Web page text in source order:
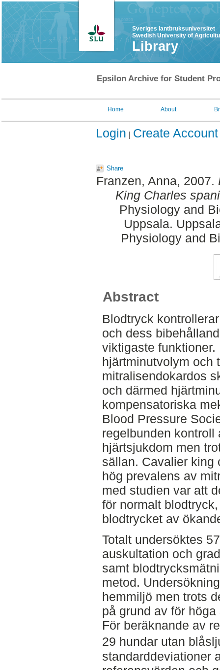
Sveriges lantbruksuniversitet
Swedish University of
Library
Epsilon Archive for Student
Home About
Login Create Account
Share
Franzen, Anna, 2007.
King Charles
Physiology and
Uppsala.
Physiology and
Abstract
Blodtryck
och dess
viktigaste
hjärtminutvolym och
mitralisendokardos
och därmed
kompensatoriska
Blood Pressure
regelbunden
hjärtsjukdom men
sällan. Cavalier king
hög prevalens av
med studien var att
för normalt
blodtrycket av
Totalt undersöktes
auskultation och
samt
metod.
hemmiljö men trots
på grund av för
För beräknande av
29 hundar utan
standarddeviationer